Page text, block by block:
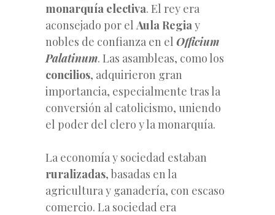
monarquía electiva. El rey era
aconsejado por el Aula Regiay
nobles de confianza en el Officium
Palatinum. Las asambleas, como los
concilios, adquirieron gran
importancia, especialmente tras la
conversión al catolicismo, uniendo
el poder del clero y la monarquía.
La economía y sociedad estaban
ruralizadas, basadas en la
agricultura y ganadería, con escaso
comercio. La sociedad era